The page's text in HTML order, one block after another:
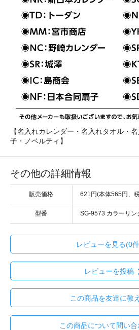
【名入れカレンダー・名入れタオル・
子・ノベルティ】
その他の詳細情報
販売価格 621円(本体565円、
型番 SG-9573 カラーリ
レビューを見る(0
レビューを投稿
この商品を友達に教
この商品について問い合